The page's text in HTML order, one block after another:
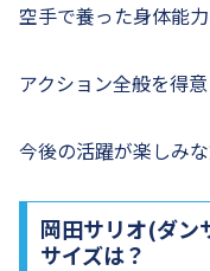
空手で養った身体能
アクション全般を得
今後の活躍が楽しみ
岡田サリオ(ダン
サイズは？